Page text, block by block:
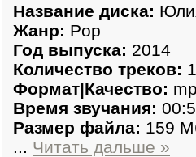
Название диска:
Жанр: Pop
Год выпуска: 2014
Количество треков:
Формат|Качество:
Время звучания:
Размер файла: 159
... Читать дальше »